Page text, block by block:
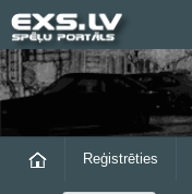
Reģistrēties